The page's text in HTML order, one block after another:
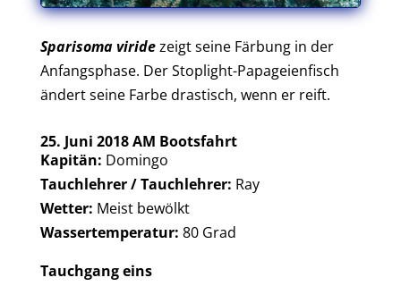
Sparisoma viridezeigt seine Färbung in der
Anfangsphase. Der Stoplight-Papageienfisch
ändert seine Farbe drastisch, wenn er reift.
25. Juni 2018 AM Bootsfahrt
Kapitän: Domingo
Tauchlehrer / Tauchlehrer: Ray
Wetter: Meist bewölkt
Wassertemperatur: 80 Grad
Tauchgang eins